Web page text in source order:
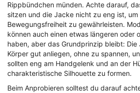
Rippbündchen münden. Achte darauf,
sitzen und die Jacke nicht zu eng ist, um
Bewegungsfreiheit zu gewährleisten.
können auch einen etwas längeren oder
haben, aber das Grundprinzip bleibt: Die
Körper gut anliegen, ohne zu spannen,
sollten eng am Handgelenk und an der
charakteristische Silhouette zu formen.
Beim Anprobieren solltest du darauf